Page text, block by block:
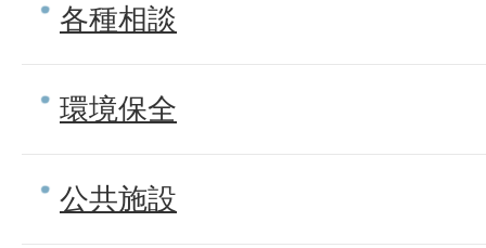
各種相談
環境保全
公共施設